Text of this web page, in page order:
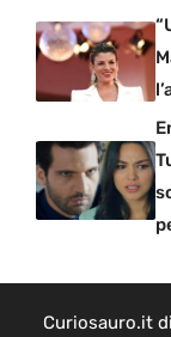
Curiosauro.it